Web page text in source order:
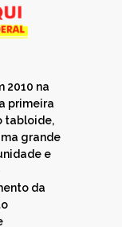
2010 na
primeira
tabloide,
grande
e
da